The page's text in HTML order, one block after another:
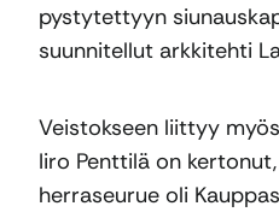
pystytettyyn
suunnitellut arkkitehti
Veistokseen liittyy
Iiro Penttilä on
herraseurue oli